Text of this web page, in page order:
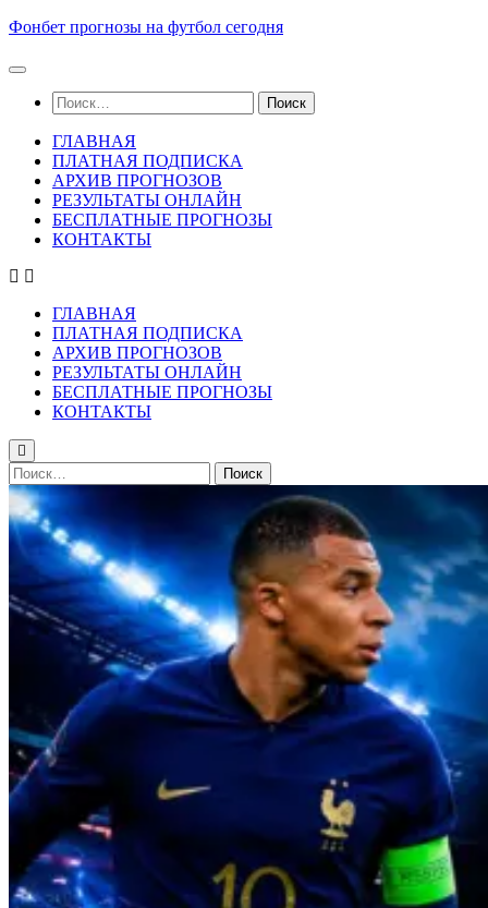
Skip
content
Фонбет прогнозы на футбол сегодня
Найти:
ГЛАВНАЯ
ПЛАТНАЯ ПОДПИСКА
АРХИВ ПРОГНОЗОВ
РЕЗУЛЬТАТЫ ОНЛАЙН
БЕСПЛАТНЫЕ ПРОГНОЗЫ
КОНТАКТЫ
ГЛАВНАЯ
ПЛАТНАЯ ПОДПИСКА
АРХИВ ПРОГНОЗОВ
РЕЗУЛЬТАТЫ ОНЛАЙН
БЕСПЛАТНЫЕ ПРОГНОЗЫ
КОНТАКТЫ
Найти: